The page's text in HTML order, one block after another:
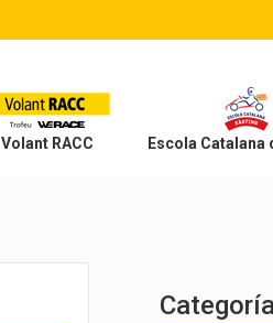
Volant RACC Escola Catalana